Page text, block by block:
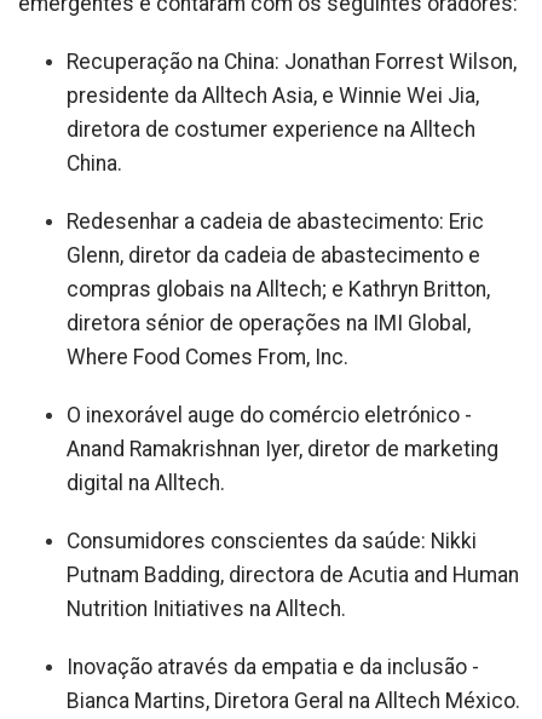
Recuperação na China: Jonathan Forrest Wilson,
presidente da Alltech Asia, e Winnie Wei Jia,
diretora de costumer experience na Alltech
China.
Redesenhar a cadeia de abastecimento: Eric
Glenn, diretor da cadeia de abastecimento e
compras globais na Alltech; e Kathryn Britton,
diretora sénior de operações na IMI Global,
Where Food Comes From, Inc.
O inexorável auge do comércio eletrónico -
Anand Ramakrishnan Iyer, diretor de marketing
digital na Alltech.
Consumidores conscientes da saúde: Nikki
Putnam Badding, directora de Acutia and Human
Nutrition Initiatives na Alltech.
Inovação através da empatia e da inclusão -
Bianca Martins, Diretora Geral na Alltech México.